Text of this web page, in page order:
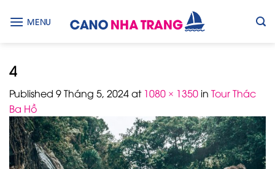
MENU
4
Published 9 Tháng 5, 2024at 1080 × 1350 in Tour Thác
Ba Hồ